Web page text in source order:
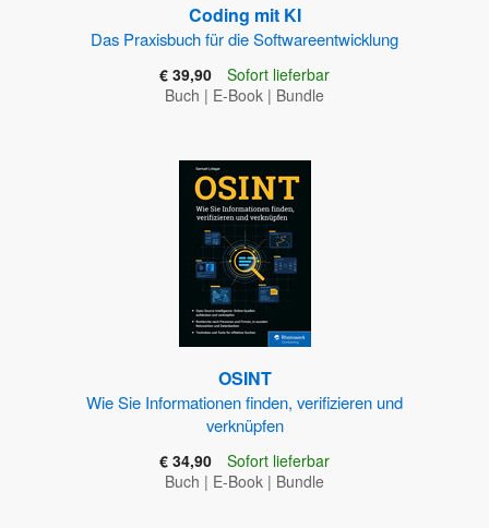
Coding mit KI
Das Praxisbuch für die Softwareentwicklung
€ 39,90
Sofort lieferbar
Buch | E-Book | Bundle
OSINT
Wie Sie Informationen finden, verifizieren und
verknüpfen
€ 34,90
Sofort lieferbar
Buch | E-Book | Bundle